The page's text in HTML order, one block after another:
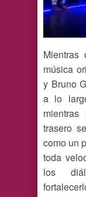
música
y Bruno
a lo
trasero
como un
toda
los